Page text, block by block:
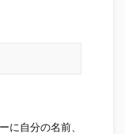
に自分の名前、